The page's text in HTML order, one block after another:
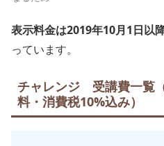
表示料金は2019年10月1日以
っています。
チャレンジ 受講費一覧
料・消費税10%込み）